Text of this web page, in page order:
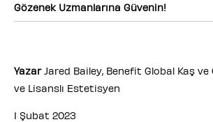
Gözenek Uzmanlarına Güvenin!
YazarJared Bailey, Benefit Global Kaş ve
ve Lisanslı Estetisyen
1 Şubat 2023